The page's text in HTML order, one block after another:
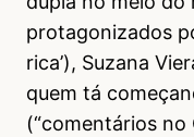
protagonizados
rica’), Suzana
quem tá
(“comentários no